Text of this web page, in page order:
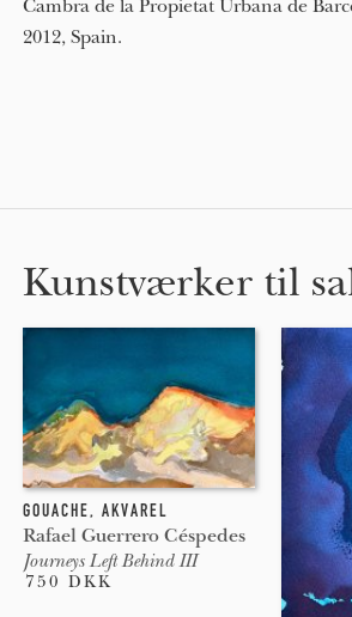
Cambra de la Propietat Urbana de
2012, Spain.
Kunstværker til
GOUACHE, AKVAREL
Rafael Guerrero Céspedes
Journeys Left Behind III
750 DKK